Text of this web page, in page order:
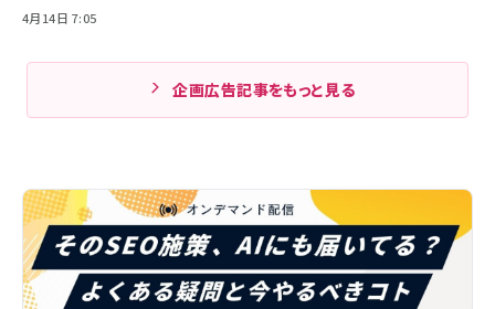
4月14日 7:05
企画広告記事をもっと見る